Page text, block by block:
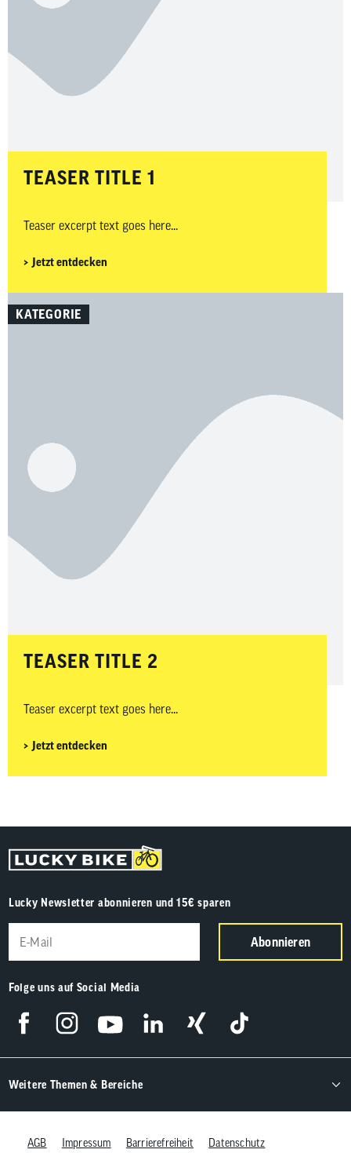
TEASER TITLE 1
Teaser excerpt text goes here...
Jetzt entdecken
KATEGORIE
TEASER TITLE 2
Teaser excerpt text goes here...
Jetzt entdecken
Lucky Newsletter abonnieren und 15€ sparen
Abonnieren
Folge uns auf Social Media
Weitere Themen & Bereiche
AGB Impressum Barrierefreiheit Datenschutz